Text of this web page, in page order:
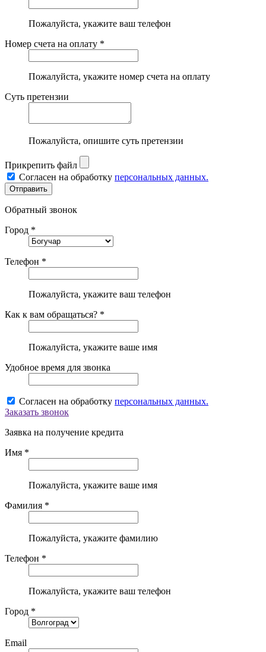
Пожалуйста, укажите ваш телефон
Номер счета на оплату *
Пожалуйста, укажите номер счета на оплату
Суть претензии
Пожалуйста, опишите суть претензии
Прикрепить файл
Согласен на обработку персональных данных.
Обратный звонок
Город *
Телефон *
Пожалуйста, укажите ваш телефон
Как к вам обращаться? *
Пожалуйста, укажите ваше имя
Удобное время для звонка
Согласен на обработку персональных данных.
Заказать звонок
Заявка на получение кредита
Имя *
Пожалуйста, укажите ваше имя
Фамилия *
Пожалуйста, укажите фамилию
Телефон *
Пожалуйста, укажите ваш телефон
Город *
Email